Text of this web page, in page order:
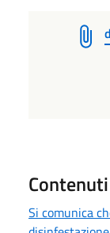
Si comunica